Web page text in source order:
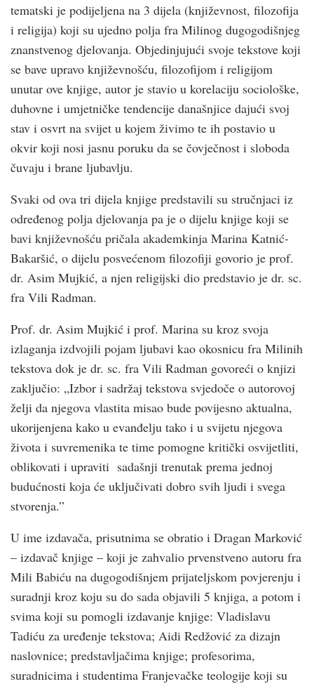
tematski je podijeljena na 3 dijela (književnost, filozofija
i religija) koji su ujedno polja fra Milinog dugogodišnjeg
znanstvenog djelovanja. Objedinjujući svoje tekstove koji
se bave upravo književnošću, filozofijom i religijom
unutar ove knjige, autor je stavio u korelaciju sociološke,
duhovne i umjetničke tendencije današnjice dajući svoj
stav i osvrt na svijet u kojem živimo te ih postavio u
okvir koji nosi jasnu poruku da se čovječnost i sloboda
čuvaju i brane ljubavlju.
Svaki od ova tri dijela knjige predstavili su stručnjaci iz
određenog polja djelovanja pa je o dijelu knjige koji se
bavi književnošću pričala akademkinja Marina Katnić-
Bakaršić, o dijelu posvećenom filozofiji govorio je prof.
dr. Asim Mujkić, a njen religijski dio predstavio je dr. sc.
fra Vili Radman.
Prof. dr. Asim Mujkić i prof. Marina su kroz svoja
izlaganja izdvojili pojam ljubavi kao okosnicu fra Milinih
tekstova dok je dr. sc. fra Vili Radman govoreći o knjizi
zaključio: „Izbor i sadržaj tekstova svjedoče o autorovoj
želji da njegova vlastita misao bude povijesno aktualna,
ukorijenjena kako u evanđelju tako i u svijetu njegova
života i suvremenika te time pomogne kritički osvijetliti,
oblikovati i upraviti sadašnji trenutak prema jednoj
budućnosti koja će uključivati dobro svih ljudi i svega
stvorenja.”
U ime izdavača, prisutnima se obratio i Dragan Marković
– izdavač knjige – koji je zahvalio prvenstveno autoru fra
Mili Babiću na dugogodišnjem prijateljskom povjerenju i
suradnji kroz koju su do sada objavili 5 knjiga, a potom i
svima koji su pomogli izdavanje knjige: Vladislavu
Tadiću za uređenje tekstova; Aidi Redžović za dizajn
naslovnice; predstavljačima knjige; profesorima,
suradnicima i studentima Franjevačke teologije koji su